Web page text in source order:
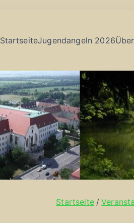
StartseiteJugendangeln 2026
Startseite